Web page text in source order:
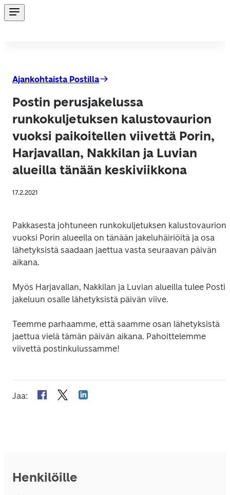
Ajankohtaista Postilla
Postin perusjakelussa
runkokuljetuksen kalustovaurion
vuoksi paikoitellen viivettä Porin,
Harjavallan, Nakkilan ja Luvian
alueilla tänään keskiviikkona
17.2.2021
Pakkasesta johtuneen runkokuljetuksen kalustovaurion
vuoksi Porin alueella on tänään jakeluhäiriöitä ja osa
lähetyksistä saadaan jaettua vasta seuraavan päivän
aikana.
Myös Harjavallan, Nakkilan ja Luvian alueilla tulee Postin
jakeluun osalle lähetyksistä päivän viive.
Teemme parhaamme, että saamme osan lähetyksistä
jaettua vielä tämän päivän aikana. Pahoittelemme
viivettä postinkulussamme!
Jaa:
Henkilöille